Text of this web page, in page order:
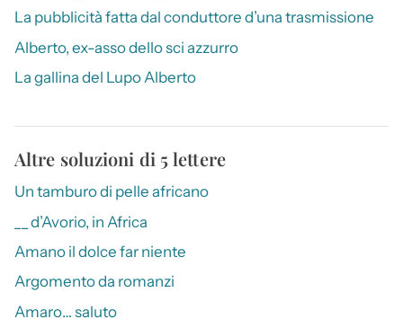
La pubblicità fatta dal conduttore d’una trasmissione
Alberto, ex-asso dello sci azzurro
La gallina del Lupo Alberto
Altre soluzioni di 5 lettere
Un tamburo di pelle africano
__ d’Avorio, in Africa
Amano il dolce far niente
Argomento da romanzi
Amaro… saluto